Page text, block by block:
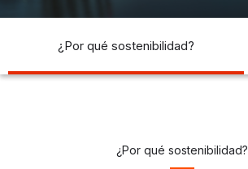
¿Por qué sostenibilidad?
¿Por qué sostenibilidad?